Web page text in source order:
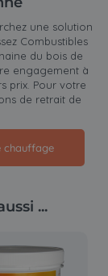
une solution
Combustibles
du bois de
engagement à
prix. Pour votre
de retrait de
chauffage
...